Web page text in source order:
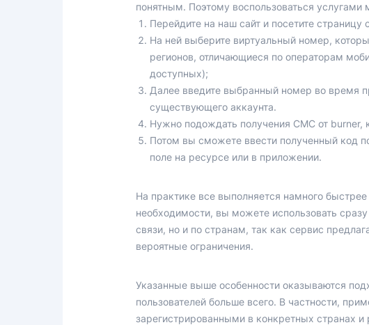
понятным. Поэтому воспользоваться услугами
Перейдите на наш сайт и посетите
На ней выберите виртуальный номер,
регионов, отличающиеся по операторам
доступных);
Далее введите выбранный номер во время
существующего аккаунта.
Нужно подождать получения СМС от burner,
Потом вы сможете ввести полученный код
поле на ресурсе или в приложении.
На практике все выполняется намного
необходимости, вы можете использовать
связи, но и по странам, так как сервис
вероятные ограничения.
Указанные выше особенности оказываются
пользователей больше всего. В частности,
зарегистрированными в конкретных странах